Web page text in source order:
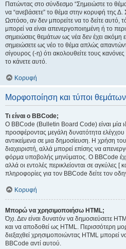
Πατώντας στο σύνδεσμο “Σημειώστε το
να “ανεβάσετε” το θέμα στην κορυφή της
Ωστόσο, αν δεν μπορείτε να το δείτε αυτό,
μπορεί να είναι απενεργοποιημένη ή το
σημειώσεις θεμάτων ως νέα δεν έχει ακόμη
σημειώσετε ως νέο το θέμα απλώς
σίγουρος (-η) ότι ακολουθείτε τους
το κάνετε αυτό.
Κορυφή
Μορφοποίηση και τύποι θεμάτων
Τι είναι ο BBCode;
Ο BBCode (Bulletin Board Code) είναι μία
προσφέροντας μεγάλη δυνατότητα
αντικείμενα σε μια δημοσίευση. Η χρήση
διαχειριστή, αλλά μπορεί επίσης να
φόρμα υποβολής μηνύματος. Ο BBCode
αλλά οι εντολές περικλείονται σε αγκύλες [
πληροφορίες για τον BBCode δείτε τον
Κορυφή
Μπορώ να χρησιμοποιήσω HTML;
Όχι. Δεν είναι δυνατόν να δημοσιεύσετε
και να αποδοθεί ως HTML. Περισσότερη
διεξαχθεί χρησιμοποιώντας HTML μπορεί
BBCode αντί αυτού.